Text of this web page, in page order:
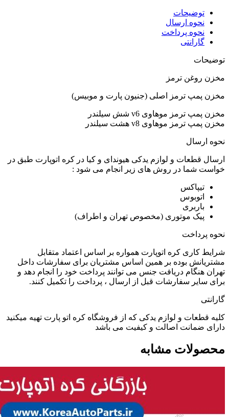
توضیحات
نحوه ارسال
نحوه پرداخت
گارانتی
توضیحات
مخزن روغن ترمز
مخزن پمپ ترمز اصلی (جنیون پارت و موبیس)
مخزن پمپ ترمز موهاوی v6 شش سیلندر
مخزن پمپ ترمز موهاوی v8 هشت سیلندر
نحوه ارسال
ارسال قطعات و لوازم یدکی هیوندای و کیا در کره اتوپارت طبق در
خواست شما در روش های زیر انجام می شود :
تیپاکس
اتوبوس
باربری
پیک موتوری (مخصوص تهران و اطراف)
نحوه پرداخت
شرایط کاری کره اتوپارت همواره بر اساس اعتماد متقابل
مشتریانش بوده بر همین اساس مشتریان برای سفارشات داخل
تهران هنگام دریافت جنس می توانند پرداخت خود را انجام دهد و
برای سایر سفارشات قبل از ارسال ، پرداخت را تکمیل کنند.
گارانتی
کلیه قطعات و لوازم یدکی که از فروشگاه کره اتو پارت تهیه میکنید
دارای ضمانت اصالت و کیفیت می باشد
محصولات مشابه